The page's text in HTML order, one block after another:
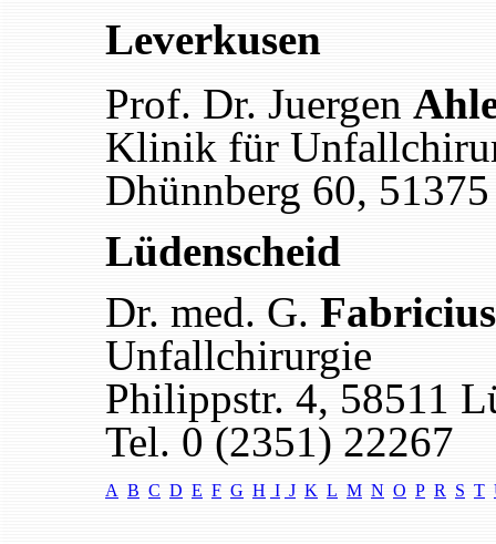
Leverkusen
Prof. Dr. Juergen
Klinik für
Dhünnberg 60,
Lüdenscheid
Dr. med. G. Fabricius
Unfallchirurgie
Philippstr. 4, 58511
Tel. 0 (2351) 22267
A B C D E F G H I J K L M N O P R S T